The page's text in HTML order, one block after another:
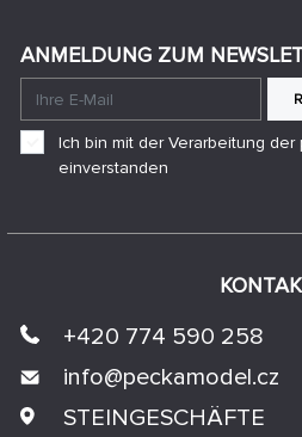
+420 774 590 258
info@peckamodel.cz
STEINGESCHÄFTE
ANMELDUNG ZUM
Ich bin mit der Verarbeitung
einverstanden